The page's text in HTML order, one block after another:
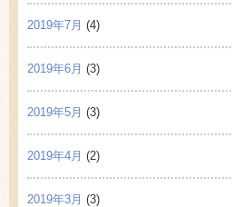
2019年7月 (4)
2019年6月 (3)
2019年5月 (3)
2019年4月 (2)
2019年3月 (3)